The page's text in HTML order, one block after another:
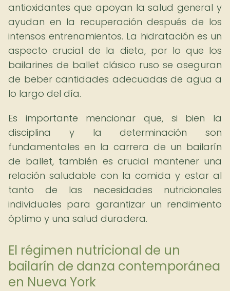
antioxidantes que apoyan la salud general y
ayudan en la recuperación después de los
intensos entrenamientos. La hidratación es un
aspecto crucial de la dieta, por lo que los
bailarines de ballet clásico ruso se aseguran
de beber cantidades adecuadas de agua a
lo largo del día.
Es importante mencionar que, si bien la
disciplina y la determinación son
fundamentales en la carrera de un bailarín
de ballet, también es crucial mantener una
relación saludable con la comida y estar al
tanto de las necesidades nutricionales
individuales para garantizar un rendimiento
óptimo y una salud duradera.
El régimen nutricional de un
bailarín de danza contemporánea
en Nueva York